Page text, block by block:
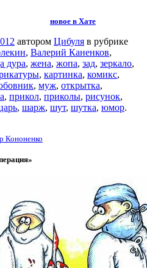
новое в Хате
автором Цибуля в рубрике
, Валерий Каненков,
дура, жена, жопа, зад, зеркало,
, картинка, комикс,
, муж, открытка,
, прикол, приколы, рисунок,
, шарж, шут, шутка, юмор.
Кононенко